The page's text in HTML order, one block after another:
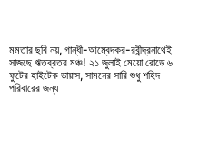
মমতার ছবি নয়, গান্ধী-আম্বেদকর-রবীন্দ্রনাথেই
সাজছে ঋতব্রতর মঞ্চ! ২১ জুলাই মেয়ো রোডে ৬
ফুটের হাইটেক ডায়াস, সামনের সারি শুধু শহিদ
পরিবারের জন্য